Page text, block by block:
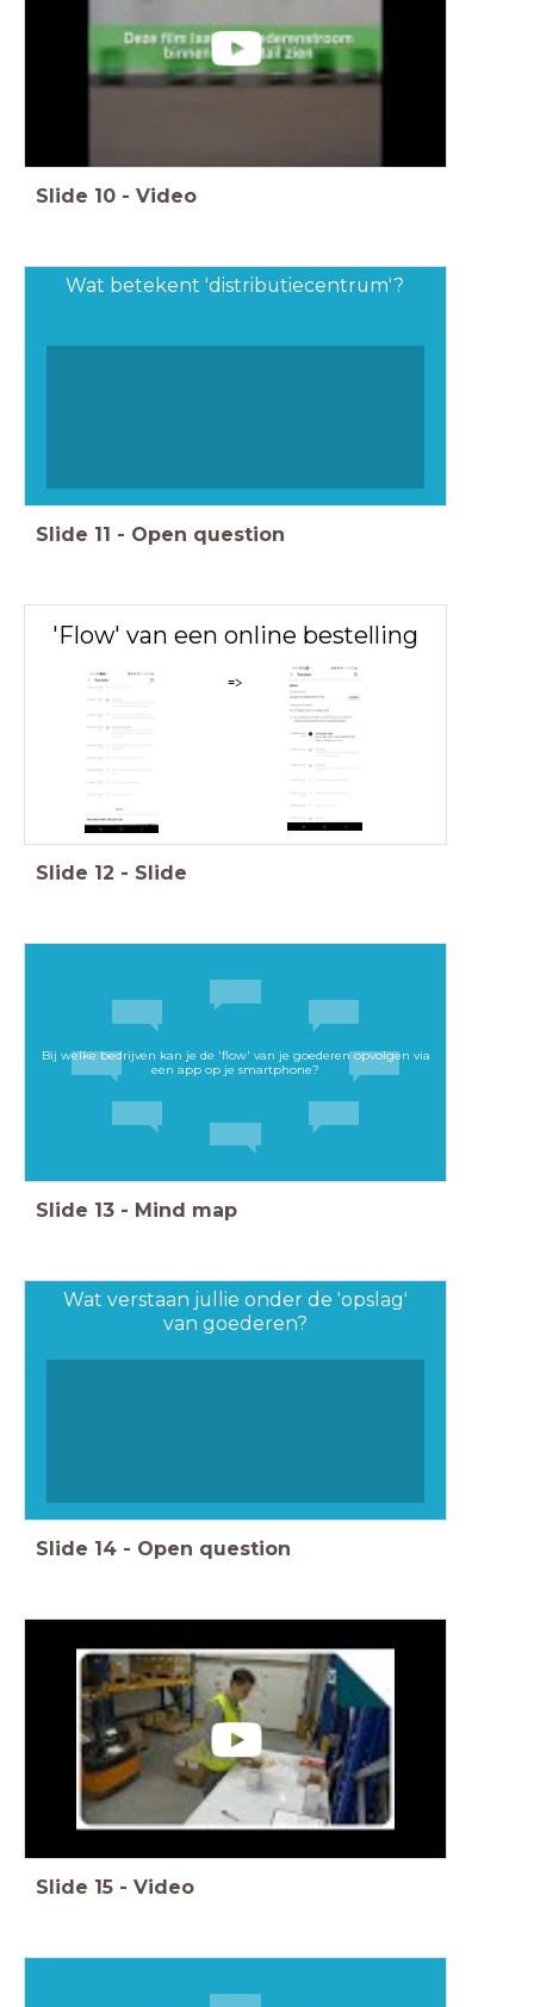
Slide 10 - Video
Wat betekent 'distributiecentrum'?
Slide 11 - Open question
'Flow' van een online bestelling
=>
Slide 12 - Slide
Bij welke bedrijven kan je de 'flow' van je goederen opvolgen via
een app op je smartphone?
Slide 13 - Mind map
Wat verstaan jullie onder de 'opslag'
van goederen?
Slide 14 - Open question
Slide 15 - Video